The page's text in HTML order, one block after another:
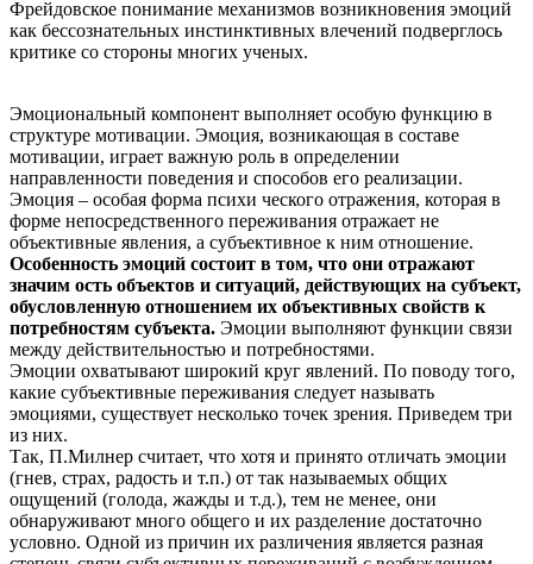
Фрейдовское понимание механизмов возникновения эмоций
как бессознательных инстинктивных влечений подверглось
критике со стороны многих ученых.
Эмоциональный компонент выполняет особую функцию в
структуре мотивации. Эмоция, возникающая в составе
мотивации, играет важную роль в определении
направленности поведения и способов его реализации.
Эмоция – особая форма психи ческого отражения, которая в
форме непосредственного переживания отражает не
объективные явления, а субъективное к ним отношение.
Особенность эмоций состоит в том, что они отражают
значим ость объектов и ситуаций, действующих на субъект,
обусловленную отношением их объективных свойств к
потребностям субъекта. Эмоции выполняют функции связи
между действительностью и потребностями.
Эмоции охватывают широкий круг явлений. По поводу того,
какие субъективные переживания следует называть
эмоциями, существует несколько точек зрения. Приведем три
из них.
Так, П.Милнер считает, что хотя и принято отличать эмоции
(гнев, страх, радость и т.п.) от так называемых общих
ощущений (голода, жажды и т.д.), тем не менее, они
обнаруживают много общего и их разделение достаточно
условно. Одной из причин их различения является разная